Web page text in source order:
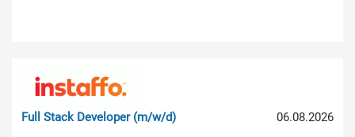
06.08.2026
Full Stack Developer (m/w/d)